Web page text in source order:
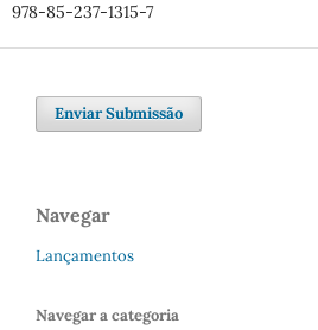
978-85-237-1315-7
Enviar Submissão
Navegar
Lançamentos
Navegar a categoria